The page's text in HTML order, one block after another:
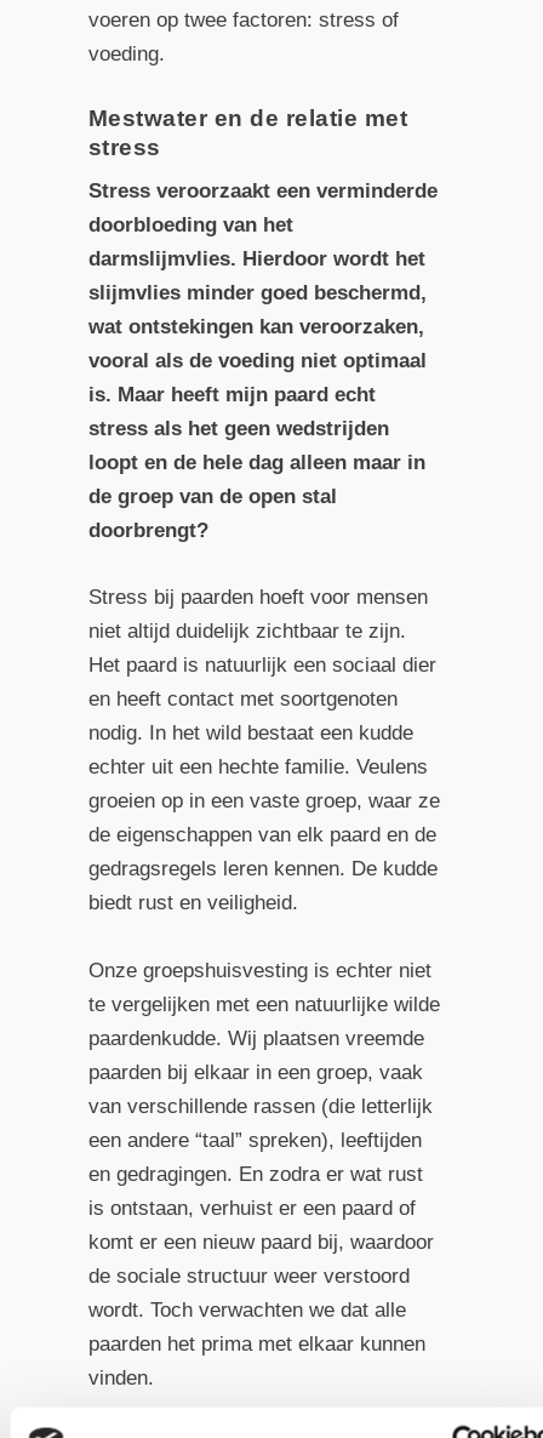
voeren op twee factoren: stress of
voeding.
Mestwater en de relatie met
stress
Stress veroorzaakt een verminderde
doorbloeding van het
darmslijmvlies. Hierdoor wordt het
slijmvlies minder goed beschermd,
wat ontstekingen kan veroorzaken,
vooral als de voeding niet optimaal
is. Maar heeft mijn paard echt
stress als het geen wedstrijden
loopt en de hele dag alleen maar in
de groep van de open stal
doorbrengt?
Stress bij paarden hoeft voor mensen
niet altijd duidelijk zichtbaar te zijn.
Het paard is natuurlijk een sociaal dier
en heeft contact met soortgenoten
nodig. In het wild bestaat een kudde
echter uit een hechte familie. Veulens
groeien op in een vaste groep, waar ze
de eigenschappen van elk paard en de
gedragsregels leren kennen. De kudde
biedt rust en veiligheid.
Onze groepshuisvesting is echter niet
te vergelijken met een natuurlijke wilde
paardenkudde. Wij plaatsen vreemde
paarden bij elkaar in een groep, vaak
van verschillende rassen (die letterlijk
een andere “taal” spreken), leeftijden
en gedragingen. En zodra er wat rust
is ontstaan, verhuist er een paard of
komt er een nieuw paard bij, waardoor
de sociale structuur weer verstoord
wordt. Toch verwachten we dat alle
paarden het prima met elkaar kunnen
vinden.